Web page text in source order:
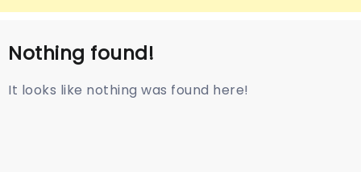
Nothing found!
It looks like nothing was found here!